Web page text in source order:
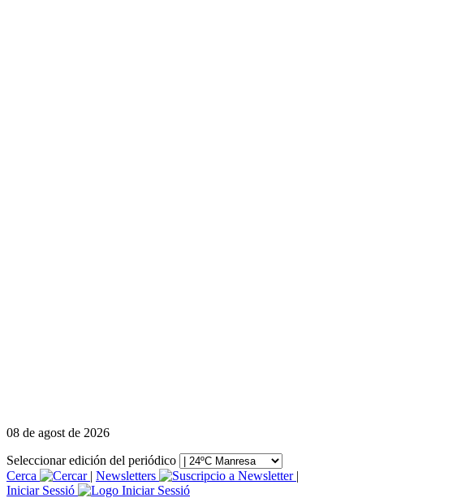
08 de agost de 2026
Seleccionar edición del periódico
Cerca
| Newsletters
|
Iniciar Sessió